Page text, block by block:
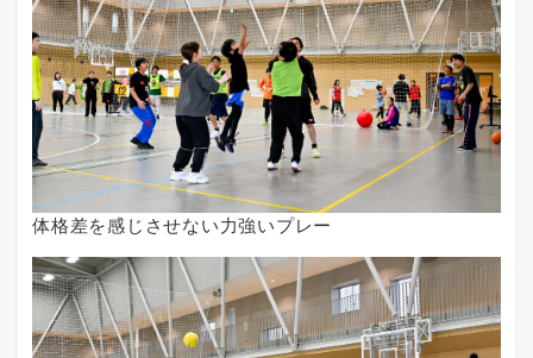
体格差を感じさせない力強いプレー